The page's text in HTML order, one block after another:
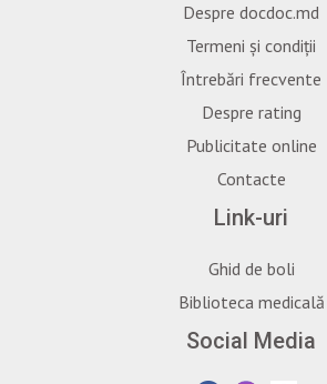
Despre docdoc.md
Termeni și condiții
Întrebări frecvente
Despre rating
Publicitate online
Contacte
Link-uri
Ghid de boli
Biblioteca medicală
Social Media